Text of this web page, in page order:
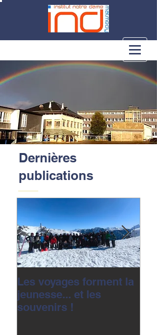
Dernières
publications
Les voyages forment la
jeunesse... et les
souvenirs !